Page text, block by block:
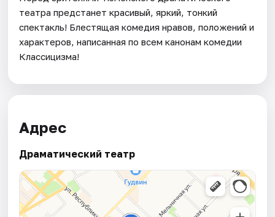
театра предстанет красивый, яркий, тонкий
спектакль! Блестящая комедия нравов, положений и
характеров, написанная по всем канонам комедии
Классицизма!
Адрес
Драматический театр